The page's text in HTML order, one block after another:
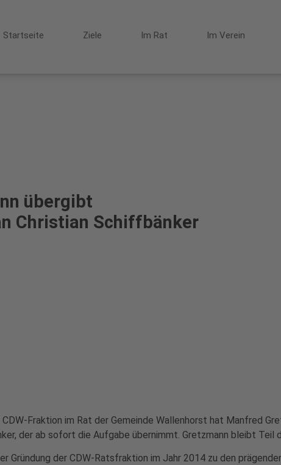
Startseite Ziele Im Rat Im Verein
übergibt
Christian Schiffbänker
Fraktion im Rat der Gemeinde Wallenhorst hat Manfred
der ab sofort die Aufgabe übernimmt. Gretzmann bleibt Teil
Gründung der CDW-Ratsfraktion im Jahr 2014 zu den